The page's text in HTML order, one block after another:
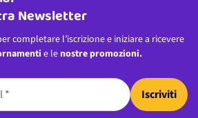
Newsletter
completare l’iscrizione e iniziare a ricevere
e le nostre promozioni.
Iscriviti